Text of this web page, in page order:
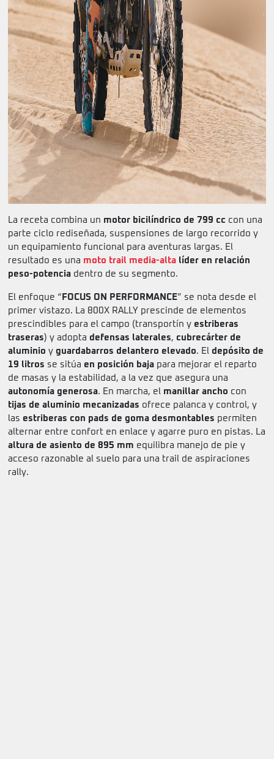
La receta combina un motor bicilíndrico de 799 cc con una
parte ciclo rediseñada, suspensiones de largo recorrido y
un equipamiento funcional para aventuras largas. El
resultado es una moto trail media-alta líder en relación
peso-potencia dentro de su segmento.
El enfoque “ FOCUS ON PERFORMANCE” se nota desde el
primer vistazo. La 800X RALLY prescinde de elementos
prescindibles para el campo (transportín y estriberas
traseras) y adopta defensas laterales, cubrecárter de
aluminio y guardabarros delantero elevado. El depósito de
19 litros se sitúa en posición baja para mejorar el reparto
de masas y la estabilidad, a la vez que asegura una
autonomía generosa. En marcha, el manillar ancho con
tijas de aluminio mecanizadas ofrece palanca y control, y
las estriberas con pads de goma desmontables permiten
alternar entre confort en enlace y agarre puro en pistas. La
altura de asiento de 895 mm equilibra manejo de pie y
acceso razonable al suelo para una trail de aspiraciones
rally.